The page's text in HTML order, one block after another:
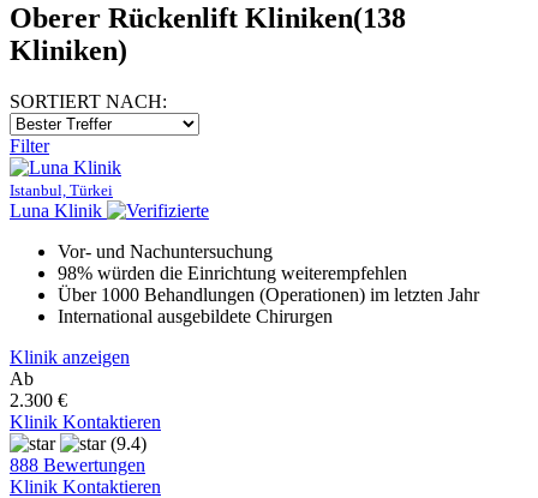
Oberer Rückenlift Kliniken(138
Kliniken)
SORTIERT NACH:
Filter
Istanbul, Türkei
Luna Klinik
Vor- und Nachuntersuchung
98% würden die Einrichtung weiterempfehlen
Über 1000 Behandlungen (Operationen) im letzten Jahr
International ausgebildete Chirurgen
Klinik anzeigen
Ab
2.300 €
Klinik Kontaktieren
(9.4)
888 Bewertungen
Klinik Kontaktieren